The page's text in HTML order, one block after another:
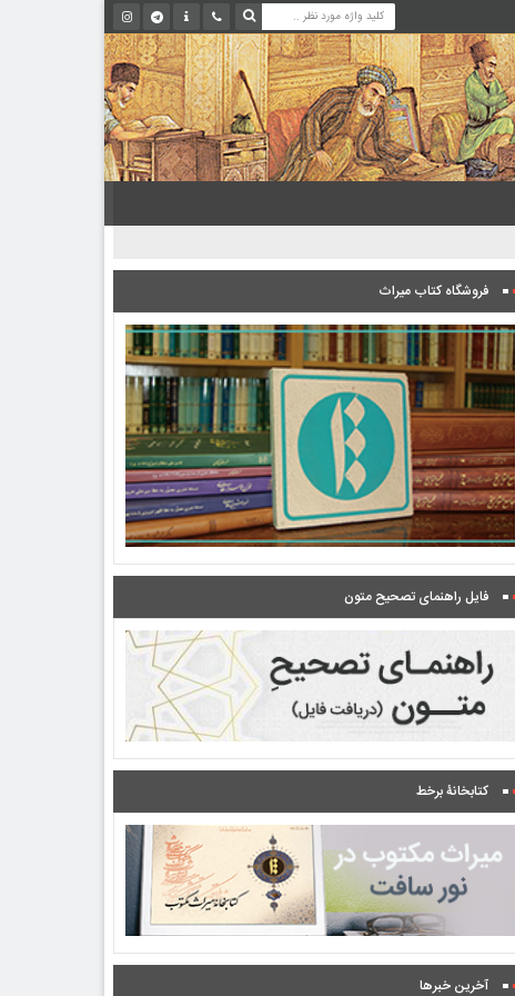
فروشگاه کتاب میراث
فایل راهنمای تصحیح متون
کتابخانۀ برخط
آخرین خبرها